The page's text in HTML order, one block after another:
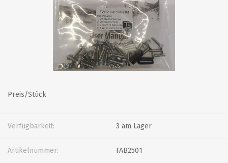
Preis/Stück
Verfügbarkeit: 3 am Lager
Artikelnummer: FAB2501